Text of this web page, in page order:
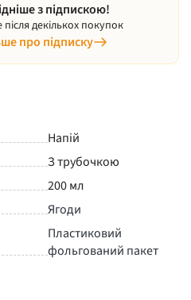
з підпискою!
декількох покупок
про підписку
Напій
З трубочкою
200 мл
Ягоди
Пластиковий
фольгований пакет